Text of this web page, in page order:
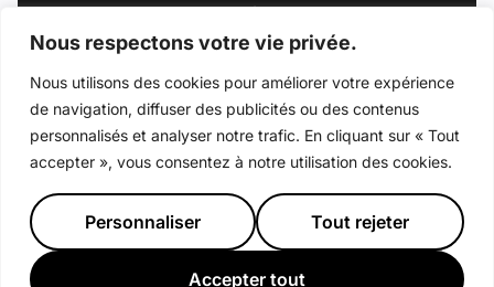
Nous respectons votre vie privée.
Nous utilisons des cookies pour améliorer votre expérience
de navigation, diffuser des publicités ou des contenus
personnalisés et analyser notre trafic. En cliquant sur « Tout
accepter », vous consentez à notre utilisation des cookies.
Personnaliser Tout rejeter
Accepter tout
de 9h00 à 12h30
et de 13h30 à 18h00
Accéder au compte : Facebook (Lien
Accéder au compte : Instagram (Lien
Accéder au compte : Linkedin
Accéder au compte :
Accéder au compte :
Déclaration d’accessibilité
Préférence de consentement
Crédits : La Jungle